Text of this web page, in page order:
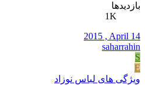
بازدیدها
1K
2015 , April 14
saharrahin
S
E
ویژگی های لباس نوزاد